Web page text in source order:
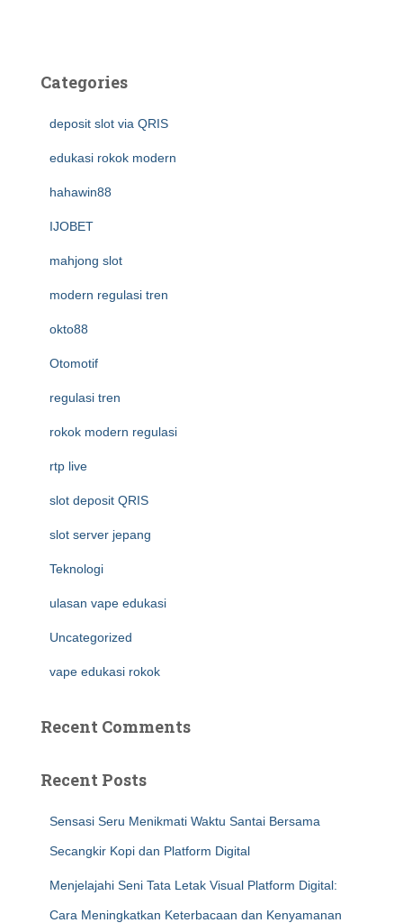
Categories
deposit slot via QRIS
edukasi rokok modern
hahawin88
IJOBET
mahjong slot
modern regulasi tren
okto88
Otomotif
regulasi tren
rokok modern regulasi
rtp live
slot deposit QRIS
slot server jepang
Teknologi
ulasan vape edukasi
Uncategorized
vape edukasi rokok
Recent Comments
Recent Posts
Sensasi Seru Menikmati Waktu Santai Bersama
Secangkir Kopi dan Platform Digital
Menjelajahi Seni Tata Letak Visual Platform Digital:
Cara Meningkatkan Keterbacaan dan Kenyamanan